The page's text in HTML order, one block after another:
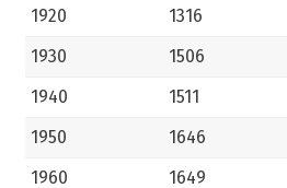
1920
1316
1930
1506
1940
1511
1950
1646
1960
1649